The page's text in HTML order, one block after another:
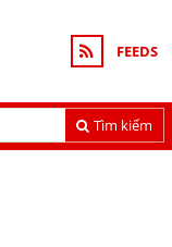
FEEDS
Tìm kiếm